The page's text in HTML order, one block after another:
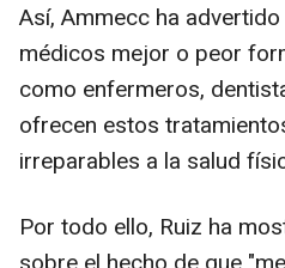
Así, Ammecc ha
médicos mejor o peor
como enfermeros,
ofrecen estos
irreparables a la salud
Por todo ello, Ruiz ha